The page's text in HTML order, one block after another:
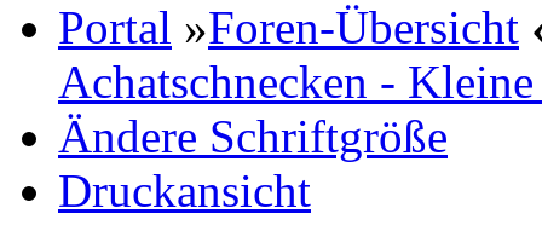
Portal »Foren-Übersicht
Achatschnecken -
Ändere Schriftgröße
Druckansicht